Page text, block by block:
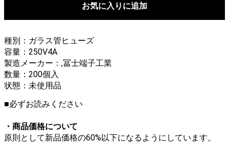
お気に入りに追加
種別：ガラス管ヒューズ
容量：250V4A
製造メーカー：,冨士端子工業
数量：200個入
状態：未使用品
■必ずお読みください
・商品価格について
原則として新品価格の60%以下になるようにしています。